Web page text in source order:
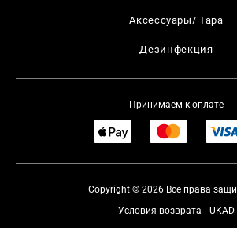
Аксессуары/ Тара
Дезинфекция
Принимаем к оплате
Copyright © 2026 Все права
UKAD
Условия возврата